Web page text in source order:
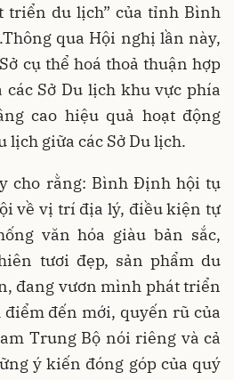
triển du lịch” của tỉnh Bình
qua Hội nghị lần này,
cụ thể hoá thoả thuận hợp
các Sở Du lịch khu vực phía
cao hiệu quả hoạt động
giữa các Sở Du lịch.
cho rằng: Bình Định hội tụ
về vị trí địa lý, điều kiện tự
văn hóa giàu bản sắc,
tươi đẹp, sản phẩm du
đang vươn mình phát triển
đến mới, quyến rũ của
Trung Bộ nói riêng và cả
ý kiến đóng góp của quý